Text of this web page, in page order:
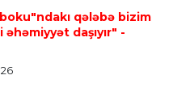
bütün
qələbə bizim
daşıyır" -